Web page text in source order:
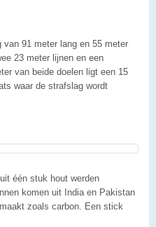
91 meter lang en 55 meter
23 meter lijnen en een
van beide doelen ligt een 15
waar de strafslag wordt
één stuk hout werden
komen uit India en Pakistan
zoals carbon. Een stick